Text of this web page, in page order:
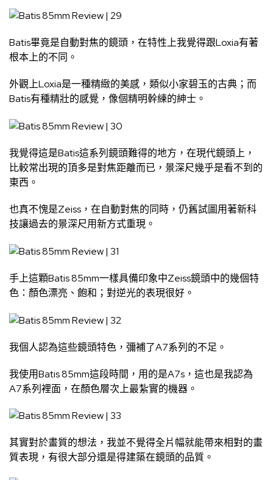
Batis畢竟是自動對焦的鏡頭，在特性上我覺得跟Loxia有著
根本上的不同。
外觀上Loxia是一種精緻的美感，類似小家碧玉的古典；而
Batis有種精壯的感覺，像個精明幹練的紳士。
我覺得這是Batis這系列鏡頭難得的地方，在現代鏡頭上，
比較常出現的頂多是對焦距離而已，景深尺幾乎是看不到的
東西。
也真不愧是Zeiss，在自動對焦的同時，仍舊試圖用著新科
技讓過去的景深尺用新方式重現。
手上這顆Batis 85mm一樣具備印象中Zeiss鏡頭中的幾個特
色：顏色漂亮、飽和；對逆光的表現很好。
我個人認為這些鏡頭特色，彌補了A7系列的不足。
我使用Batis 85mm這段時間，用的是A7s，這也是我認為
A7系列裡面，在顏色層次上最紮實的機器。
其實對於畫質的想法，我並不覺得全片幅就能帶來相對的畫
質表現，有很大部分還是得建築在鏡頭的品質。